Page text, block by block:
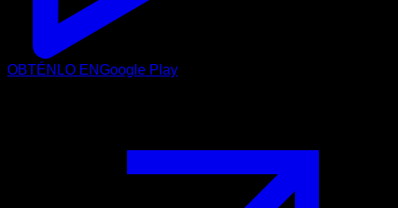
OBTÉNLO ENGoogle Play